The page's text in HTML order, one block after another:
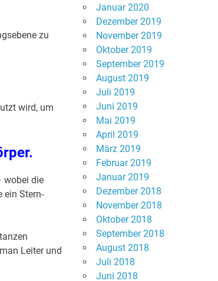
zu
wird, um
wobei die
ein Stern-
Leiter und
Januar 2020
Dezember 2019
November 2019
Oktober 2019
September 2019
August 2019
Juli 2019
Juni 2019
Mai 2019
April 2019
März 2019
Februar 2019
Januar 2019
Dezember 2018
November 2018
Oktober 2018
September 2018
August 2018
Juli 2018
Juni 2018